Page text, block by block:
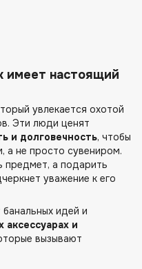
имеет настоящий
увлекается охотой
Эти люди ценят
и долговечность, чтобы
не просто сувениром.
предмет, а подарить
уважение к его
идей и
аксессуарах и
вызывают